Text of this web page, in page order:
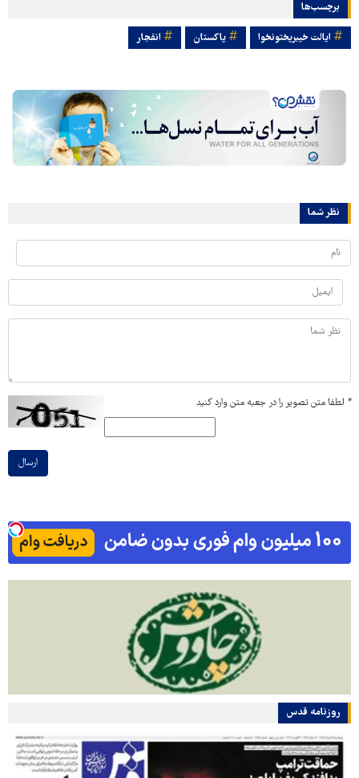
برچسب‌ها
ایالت خیبرپختونخوا پاکستان انفجار
نظر شما
* لطفا متن تصویر را در جعبه متن وارد کنید
ارسال
روزنامه قدس